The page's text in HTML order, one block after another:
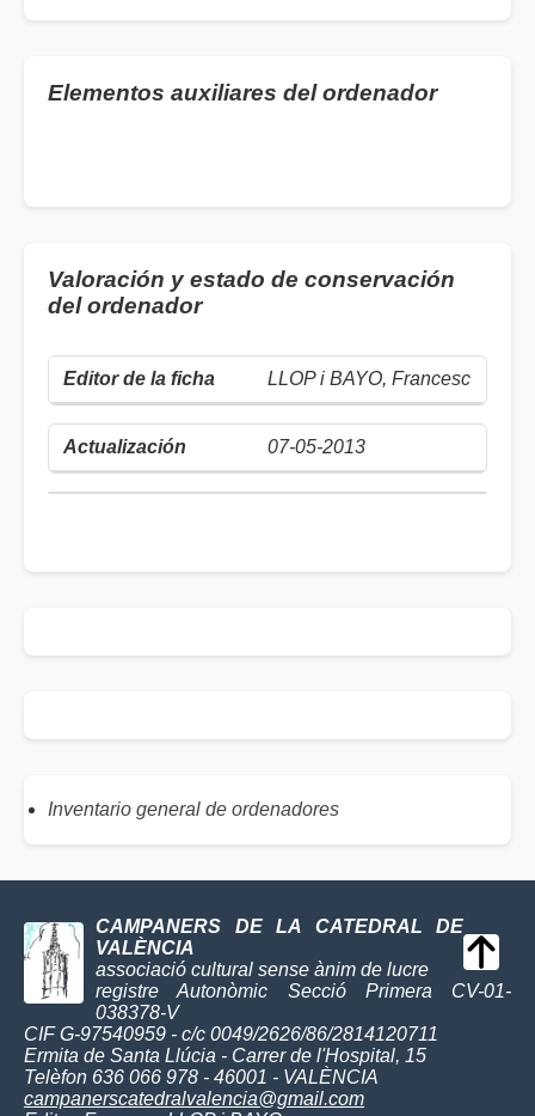
Elementos auxiliares del ordenador
Valoración y estado de conservación
del ordenador
LLOP i BAYO, Francesc
07-05-2013
Inventario general de ordenadores
CAMPANERS DE LA CATEDRAL DE
VALÈNCIA
associació cultural sense ànim de lucre
registre Autonòmic Secció Primera CV-01-
038378-V
CIF G-97540959 - c/c 0049/2626/86/2814120711
Ermita de Santa Llúcia - Carrer de l'Hospital, 15
Telèfon 636 066 978 - 46001 - VALÈNCIA
campanerscatedralvalencia@gmail.com